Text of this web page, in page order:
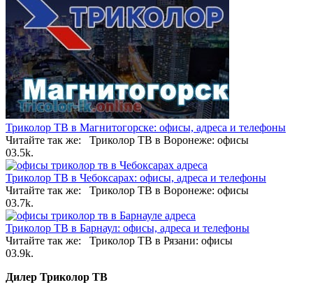
Триколор ТВ в Магнитогорске: офисы, адреса и телефоны
Читайте так же: Триколор ТВ в Воронеже: офисы
03.5k.
Триколор ТВ в Чебоксарах: офисы, адреса и телефоны
Читайте так же: Триколор ТВ в Воронеже: офисы
03.7k.
Триколор ТВ в Барнаул: офисы, адреса и телефоны
Читайте так же: Триколор ТВ в Рязани: офисы
03.9k.
Дилер Триколор ТВ